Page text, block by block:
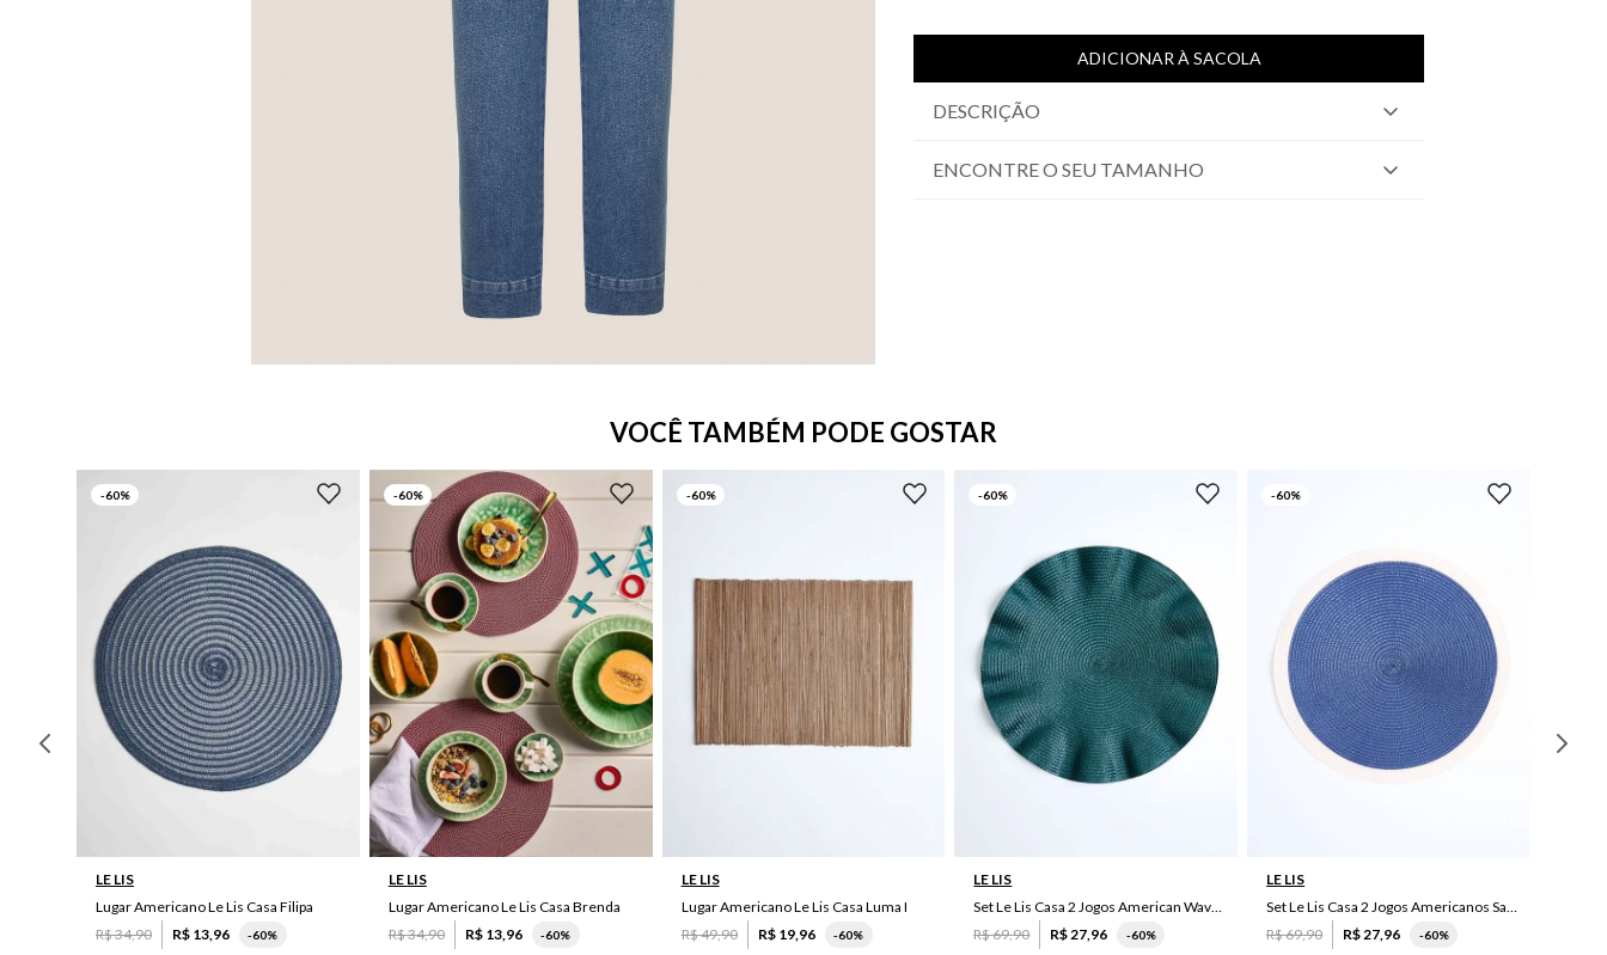
ADICIONAR À SACOLA
DESCRIÇÃO
ENCONTRE O SEU TAMANHO
VOCÊ TAMBÉM PODE GOSTAR
-60%
LE LIS
Lugar Americano Le Lis Casa Filipa
R$34,90 R$ 13,96 -60%
-60%
UN
LE LIS
Lugar Americano Le Lis Casa Brenda
R$34,90 R$ 13,96 -60%
-60%
LE LIS
Lugar Americano Le Lis Casa Luma I
R$49,90 R$ 19,96 -60%
-60%
LE LIS
Set Le Lis Casa 2 Jogos American Wave Green
R$69,90 R$27,96 -60%
-60%
LE LIS
Set Le Lis Casa 2 Jogos Americanos Saruê II
R$69,90 R$27,96 -60%